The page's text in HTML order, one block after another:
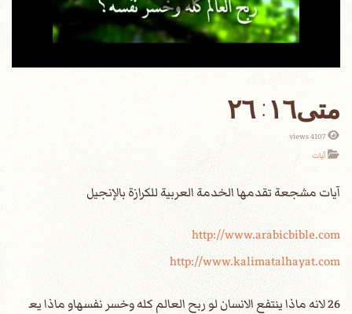
متى١٦: ٢٦
4107 views
آيات
آيات مشجعة تقدمها الخدمة العربية للكرازة بالإنجيل‏
http://www.arabicbible.com
http://www.kalimatalhayat.com
26 لانه ماذا ينتفع الانسان لو ربح العالم كله وخسر نفسهاو ماذا يع